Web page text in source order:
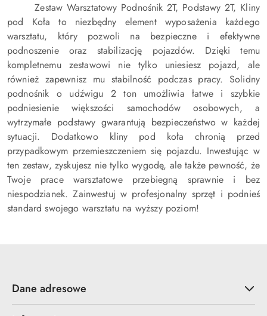
Zestaw Warsztatowy Podnośnik 2T, Podstawy 2T, Kliny
pod Koła to niezbędny element wyposażenia każdego
warsztatu, który pozwoli na bezpieczne i efektywne
podnoszenie oraz stabilizację pojazdów. Dzięki temu
kompletnemu zestawowi nie tylko uniesiesz pojazd, ale
również zapewnisz mu stabilność podczas pracy. Solidny
podnośnik o udźwigu 2 ton umożliwia łatwe i szybkie
podniesienie większości samochodów osobowych, a
wytrzymałe podstawy gwarantują bezpieczeństwo w każdej
sytuacji. Dodatkowo kliny pod koła chronią przed
przypadkowym przemieszczeniem się pojazdu. Inwestując w
ten zestaw, zyskujesz nie tylko wygodę, ale także pewność, że
Twoje prace warsztatowe przebiegną sprawnie i bez
niespodzianek. Zainwestuj w profesjonalny sprzęt i podnieś
standard swojego warsztatu na wyższy poziom!
Dane adresowe